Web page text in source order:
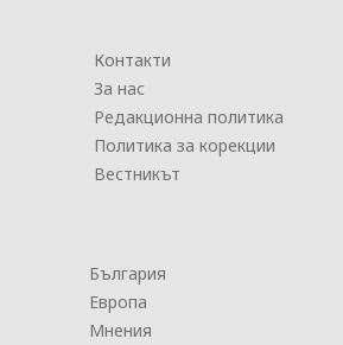
Контакти
За нас
Редакционна политика
Политика за корекции
Вестникът
България
Европа
Мнения